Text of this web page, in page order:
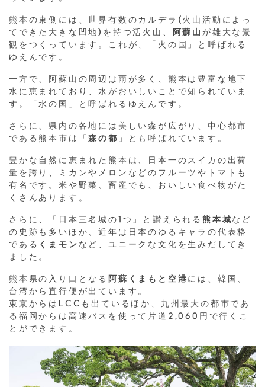
熊本の東側には、世界有数のカルデラ(火山活動によっ
てできた大きな凹地)を持つ活火山、
阿蘇山が雄大な景
観をつくっています。これが、「火の国」と呼ばれる
ゆえんです。
一方で、阿蘇山の周辺は雨が多く、熊本は豊富な地下
水に恵まれており、水がおいしいことで知られていま
す。「水の国」と呼ばれるゆえんです。
さらに、県内の各地には美しい森が広がり、中心都市
である熊本市は「森の都 」とも呼ばれています。
豊かな自然に恵まれた熊本は、日本一のスイカの出荷
量を誇り、ミカンやメロンなどのフルーツやトマトも
有名です。米や野菜、畜産でも、おいしい食べ物がた
くさんあります。
さらに、「日本三名城の1つ」と讃えられる 熊本城 など
の史跡も多いほか、近年は日本のゆるキャラの代表格
である くまモン など、ユニークな文化を生みだしてき
ました。
熊本県の入り口となる 阿蘇くまもと空港 には、韓国、
台湾から直行便が出ています。
東京からはLCCも出ているほか、九州最大の都市であ
る福岡からは高速バスを使って片道2,060円で行くこ
とができます。